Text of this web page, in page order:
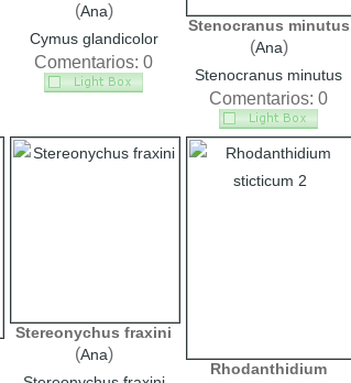
(Ana)
Cymus glandicolor
Comentarios: 0
Stenocranus minutus
(Ana)
Stenocranus minutus
Comentarios: 0
Stereonychus fraxini
(Ana)
Rhodanthidium